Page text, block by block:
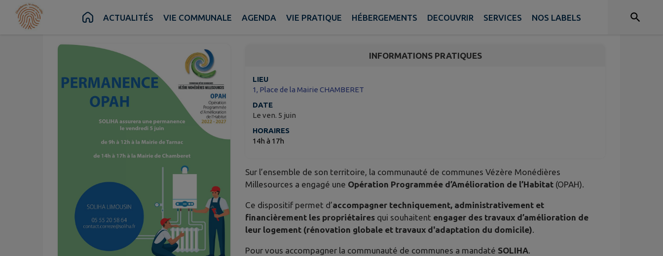
Contenu Menu Recherche Pied de page
ACTUALITÉS VIE COMMUNALE AGENDA VIE PRATIQUE HÉBERGEMENTS DECOUVRIR SERVICES NOS LABELS
05
INFORMATIONS PRATIQUES
LIEU
1, Place de la Mairie CHAMBERET
DATE
Le ven. 5 juin
HORAIRES
14h à 17h
Sur l’ensemble de son territoire, la communauté de communes Vézère Monédières
Millesources a engagé une Opération Programmée d’Amélioration de l’Habitat (OPAH).
Ce dispositif permet d’accompagner techniquement, administrativement et
financièrement les propriétaires qui souhaitent engager des travaux d’amélioration de
leur logement (rénovation globale et travaux d'adaptation du domicile).
Pour vous accompagner la communauté de communes a mandaté SOLIHA.